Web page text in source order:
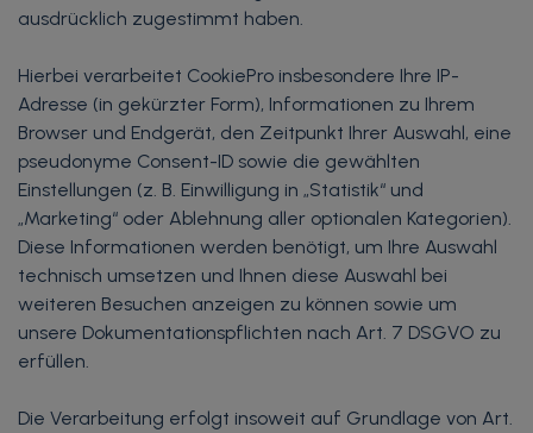
ausdrücklich zugestimmt haben.
Hierbei verarbeitet CookiePro insbesondere Ihre IP-
Adresse (in gekürzter Form), Informationen zu Ihrem
Browser und Endgerät, den Zeitpunkt Ihrer Auswahl, eine
pseudonyme Consent-ID sowie die gewählten
Einstellungen (z. B. Einwilligung in „Statistik“ und
„Marketing“ oder Ablehnung aller optionalen Kategorien).
Diese Informationen werden benötigt, um Ihre Auswahl
technisch umsetzen und Ihnen diese Auswahl bei
weiteren Besuchen anzeigen zu können sowie um
unsere Dokumentationspflichten nach Art. 7 DSGVO zu
erfüllen.
Die Verarbeitung erfolgt insoweit auf Grundlage von Art.